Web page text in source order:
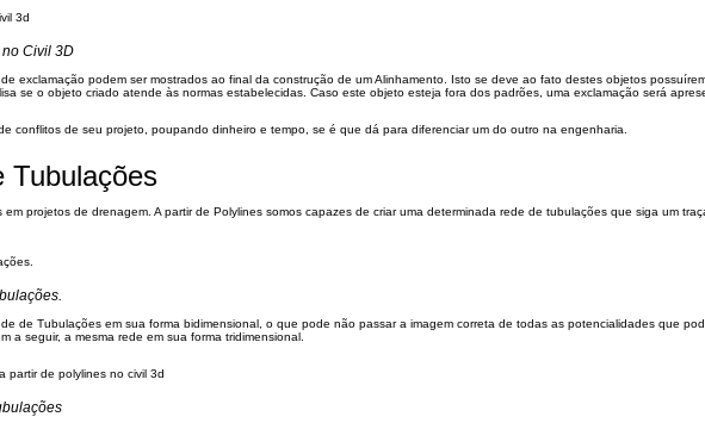
Civil 3D
exclamação podem ser mostrados ao final da construção de um Alinhamento. Isto se deve ao fato destes objetos
se o objeto criado atende às normas estabelecidas. Caso este objeto esteja fora dos padrões, uma exclamação será
conflitos de seu projeto, poupando dinheiro e tempo, se é que dá para diferenciar um do outro na engenharia.
Tubulações
projetos de drenagem. A partir de Polylines somos capazes de criar uma determinada rede de tubulações que siga um
de Tubulações em sua forma bidimensional, o que pode não passar a imagem correta de todas as potencialidades que
a seguir, a mesma rede em sua forma tridimensional.